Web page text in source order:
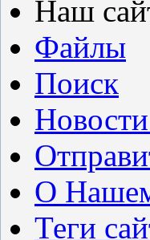
Наш
Файлы
Поиск
О
Теги